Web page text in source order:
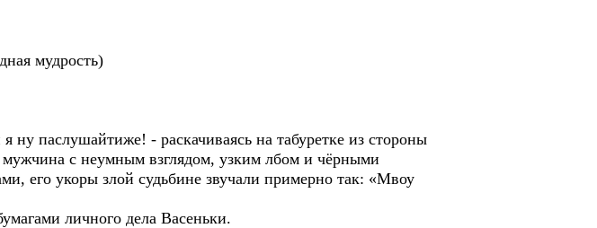
мудрость)
паслушайтиже! - раскачиваясь на табуретке из стороны
с неумным взглядом, узким лбом и чёрными
его укоры злой судьбине звучали примерно так: «Мвоу
личного дела Васеньки.